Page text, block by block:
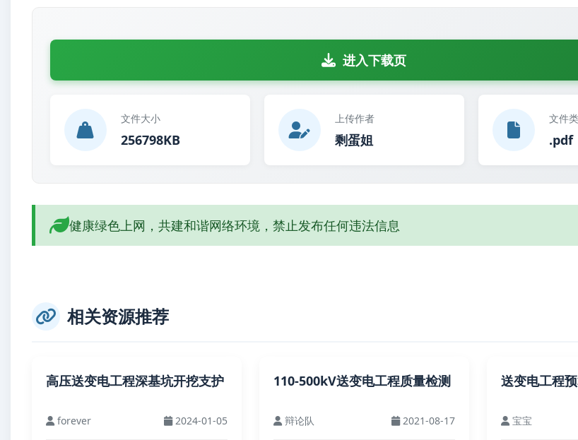
进入下载页
文件大小
256798KB
上传作者
剩蛋姐
文件
.pdf
健康绿色上网，共建和谐网络环境，禁止发布任何违法信息
相关资源推荐
高压送变电工程深基坑开挖支护
forever 2024-01-05
110-500kV送变电工程质量检测
辩论队 2021-08-17
送变电工程
宝宝